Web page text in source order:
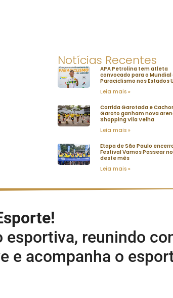
Notícias Recentes
APA Petrolina tem atleta
convocado para o Mundial
Paraciclismo nos Estados
Leia mais »
Corrida Garotada e
Garoto ganham nova
Shopping Vila Velha
Leia mais »
Etapa de São Paulo
Festival Vamos Passear no
deste mês
Leia mais »
reunindo
e acompanha o